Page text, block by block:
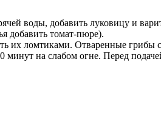
воды, добавить луковицу и
добавить томат-пюре).
их ломтиками. Отваренные грибы
минут на слабом огне. Перед